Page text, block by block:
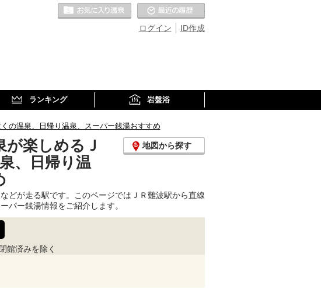
ID作成
ログイン
お気に入りの温泉
ランキング 岩盤浴
の温泉、日帰り温泉、スーパー銭湯おすすめ
楽しめるＪ
、日帰り温
地図から探す
どが走る駅です。このページではＪＲ難波駅から直線
パー銭湯情報をご紹介します。
閉館済みを除く